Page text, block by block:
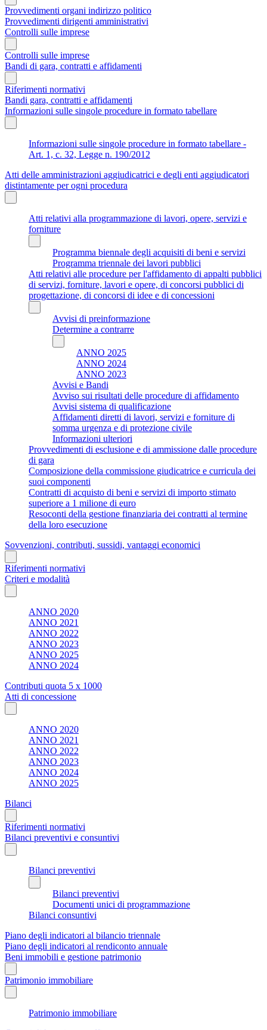
Provvedimenti organi indirizzo politico
Provvedimenti dirigenti amministrativi
Controlli sulle imprese
Controlli sulle imprese
Bandi di gara, contratti e affidamenti
Riferimenti normativi
Bandi gara, contratti e affidamenti
Informazioni sulle singole procedure in formato tabellare
Informazioni sulle singole procedure in formato tabellare -
Art. 1, c. 32, Legge n. 190/2012
Atti delle amministrazioni aggiudicatrici e degli enti aggiudicatori
distintamente per ogni procedura
Atti relativi alla programmazione di lavori, opere, servizi e
forniture
Programma biennale degli acquisiti di beni e servizi
Programma triennale dei lavori pubblici
Atti relativi alle procedure per l'affidamento di appalti pubblici
di servizi, forniture, lavori e opere, di concorsi pubblici di
progettazione, di concorsi di idee e di concessioni
Avvisi di preinformazione
Determine a contrarre
ANNO 2025
ANNO 2024
ANNO 2023
Avvisi e Bandi
Avviso sui risultati delle procedure di affidamento
Avvisi sistema di qualificazione
Affidamenti diretti di lavori, servizi e forniture di
somma urgenza e di protezione civile
Informazioni ulteriori
Provvedimenti di esclusione e di ammissione dalle procedure
di gara
Composizione della commissione giudicatrice e curricula dei
suoi componenti
Contratti di acquisto di beni e servizi di importo stimato
superiore a 1 milione di euro
Resoconti della gestione finanziaria dei contratti al termine
della loro esecuzione
Sovvenzioni, contributi, sussidi, vantaggi economici
Riferimenti normativi
Criteri e modalità
ANNO 2020
ANNO 2021
ANNO 2022
ANNO 2023
ANNO 2025
ANNO 2024
Contributi quota 5 x 1000
Atti di concessione
ANNO 2020
ANNO 2021
ANNO 2022
ANNO 2023
ANNO 2024
ANNO 2025
Bilanci
Riferimenti normativi
Bilanci preventivi e consuntivi
Bilanci preventivi
Bilanci preventivi
Documenti unici di programmazione
Bilanci consuntivi
Piano degli indicatori al bilancio triennale
Piano degli indicatori al rendiconto annuale
Beni immobili e gestione patrimonio
Patrimonio immobiliare
Patrimonio immobiliare